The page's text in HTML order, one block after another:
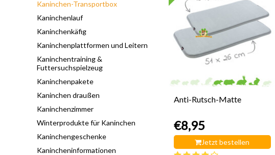
Kaninchen-Transportbox
Kaninchenlauf
Kaninchenkäfig
Kaninchenplattformen und Leitern
Kaninchentraining &
Futtersuchspielzeug
Kaninchenpakete
Kaninchen draußen
Kaninchenzimmer
Winterprodukte für Kaninchen
Kaninchengeschenke
Kanincheninformationen
Anti-Rutsch-Matte
€8,95
Jetzt bestellen